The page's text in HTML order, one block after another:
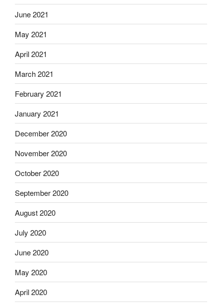
June 2021
May 2021
April 2021
March 2021
February 2021
January 2021
December 2020
November 2020
October 2020
September 2020
August 2020
July 2020
June 2020
May 2020
April 2020